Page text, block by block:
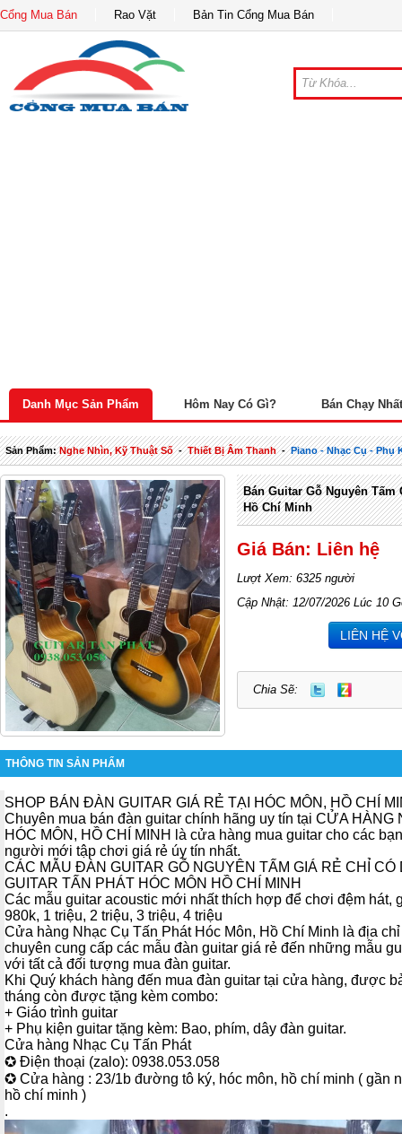
Cổng Mua Bán Rao Vặt Bản Tin Cổng Mua Bán
Danh Mục Sản Phẩm Hôm Nay Có Gì? Bán Chạy Nhất
Sản Phẩm:Nghe Nhìn, Kỹ Thuật Số-Thiết Bị Âm Thanh-Piano - Nhạc Cụ - Phụ
Bán Guitar Gỗ Nguyên Tấm
Hồ Chí Minh
Giá Bán: Liên hệ
Lượt Xem: 6325 người
Cập Nhật: 12/07/2026 Lúc 10
LIÊN HỆ
Chia Sẽ:
THÔNG TIN SẢN PHẨM
SHOP BÁN ĐÀN GUITAR GIÁ RẺ TẠI HÓC MÔN, HỒ CHÍ
Chuyên mua bán đàn guitar chính hãng uy tín tại CỬA HÀNG
HÓC MÔN, HỒ CHÍ MINH là cửa hàng mua guitar cho các
người mới tập chơi giá rẻ úy tín nhất.
CÁC MẪU ĐÀN GUITAR GỖ NGUYÊN TẤM GIÁ RẺ CHỈ CÓ
GUITAR TẤN PHÁT HÓC MÔN HỒ CHÍ MINH
Các mẫu guitar acoustic mới nhất thích hợp để chơi đệm hát,
980k, 1 triệu, 2 triệu, 3 triệu, 4 triệu
Cửa hàng Nhạc Cụ Tấn Phát Hóc Môn, Hồ Chí Minh là địa
chuyên cung cấp các mẫu đàn guitar giá rẻ đến những mẫu
với tất cả đối tượng mua đàn guitar.
Khi Quý khách hàng đến mua đàn guitar tại cửa hàng, được
tháng còn được tặng kèm combo:
+ Giáo trình guitar
+ Phụ kiện guitar tặng kèm: Bao, phím, dây đàn guitar.
Cửa hàng Nhạc Cụ Tấn Phát
✪ Điện thoại (zalo): 0938.053.058
✪ Cửa hàng : 23/1b đường tô ký, hóc môn, hồ chí minh ( gần
hồ chí minh )
.